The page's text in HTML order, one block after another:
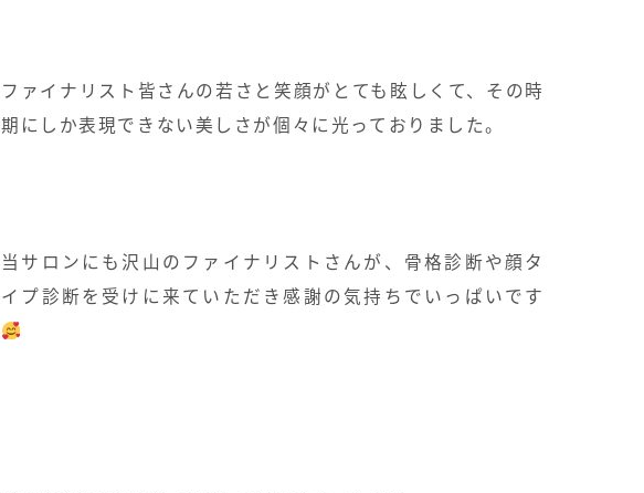
ファイナリスト皆さんの若さと笑顔がとても眩しくて、その時
期にしか表現できない美しさが個々に光っておりました。
当サロンにも沢山のファイナリストさんが、骨格診断や顔タ
イプ診断を受けに来ていただき感謝の気持ちでいっぱいです